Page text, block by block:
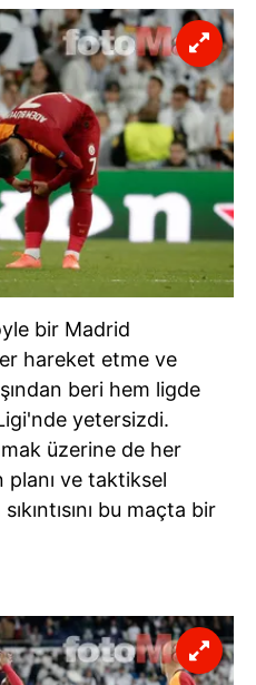
bir Madrid
hareket etme ve
beri hem ligde
yetersizdi.
üzerine de her
planı ve taktiksel
bu maçta bir